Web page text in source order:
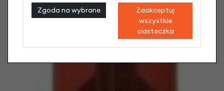
Zgoda na wybrane
Zaakceptuj
wszystkie
ciasteczka